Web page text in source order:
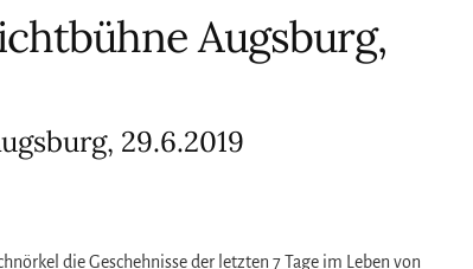
Augsburg,
29.6.2019
die Geschehnisse der letzten 7 Tage im Leben von